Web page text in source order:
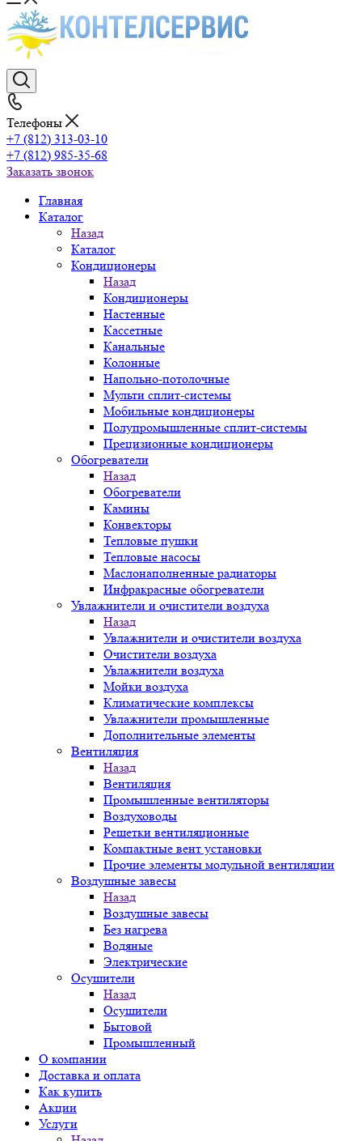
Телефоны
+7 (812) 313-03-10
+7 (812) 985-35-68
Заказать звонок
Главная
Каталог
Назад
Каталог
Кондиционеры
Назад
Кондиционеры
Настенные
Кассетные
Канальные
Колонные
Напольно-потолочные
Мульти сплит-системы
Мобильные кондиционеры
Полупромышленные сплит-системы
Прецизионные кондиционеры
Обогреватели
Назад
Обогреватели
Камины
Конвекторы
Тепловые пушки
Тепловые насосы
Маслонаполненные радиаторы
Инфракрасные обогреватели
Увлажнители и очистители воздуха
Назад
Увлажнители и очистители воздуха
Очистители воздуха
Увлажнители воздуха
Мойки воздуха
Климатические комплексы
Увлажнители промышленные
Дополнительные элементы
Вентиляция
Назад
Вентиляция
Промышленные вентиляторы
Воздуховоды
Решетки вентиляционные
Компактные вент установки
Прочие элементы модульной вентиляции
Воздушные завесы
Назад
Воздушные завесы
Без нагрева
Водяные
Электрические
Осушители
Назад
Осушители
Бытовой
Промышленный
О компании
Доставка и оплата
Как купить
Акции
Услуги